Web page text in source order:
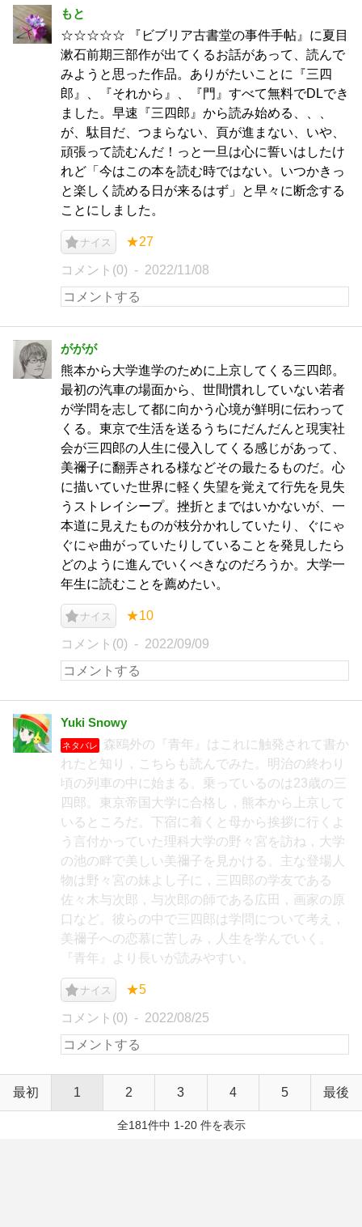
もと
☆☆☆☆☆ 『ビブリア古書堂の事件手帖』に夏目
漱石前期三部作が出てくるお話があって、読んで
みようと思った作品。ありがたいことに『三四
郎』、『それから』、『門』すべて無料でDLでき
ました。早速『三四郎』から読み始める、、、
が、駄目だ、つまらない、頁が進まない、いや、
頑張って読むんだ！っと一旦は心に誓いはしたけ
れど「今はこの本を読む時ではない。いつかきっ
と楽しく読める日が来るはず」と早々に断念する
ことにしました。
ナイス ★27
コメント(0) 2022/11/08
ががが
熊本から大学進学のために上京してくる三四郎。
最初の汽車の場面から、世間慣れしていない若者
が学問を志して都に向かう心境が鮮明に伝わって
くる。東京で生活を送るうちにだんだんと現実社
会が三四郎の人生に侵入してくる感じがあって、
美禰子に翻弄される様などその最たるものだ。心
に描いていた世界に軽く失望を覚えて行先を見失
うストレイシープ。挫折とまではいかないが、一
本道に見えたものが枝分かれしていたり、ぐにゃ
ぐにゃ曲がっていたりしていることを発見したら
どのように進んでいくべきなのだろうか。大学一
年生に読むことを薦めたい。
ナイス ★10
コメント(0) 2022/09/09
Yuki Snowy
ネタバレ
森鴎外の『青年』はこれに触発されて書か
れたと知り，こちらも読んでみた。明治の終わり
頃の列車の中に始まる。乗っているのは23歳の三
四郎。東京帝国大学に合格し，熊本から上京して
いるところだ。下宿に着くと母から挨拶に行くよ
う言付かっていた理科大学の野々宮を訪ね，大学
の池の畔で美しい美禰子を見かける。主な登場人
物は野々宮の妹よし子に，三四郎の学友である
佐々木与次郎，与次郎の師である広田，画家の原
口など。彼らの中で三四郎は学問について考え，
美禰子への恋慕に苦しみ，人生を学んでいく。
『青年』より長いが読みやすい。
ナイス ★5
コメント(0) 2022/08/25
最初 1 2 3 4 5 最後
全181件中 1-20 件を表示